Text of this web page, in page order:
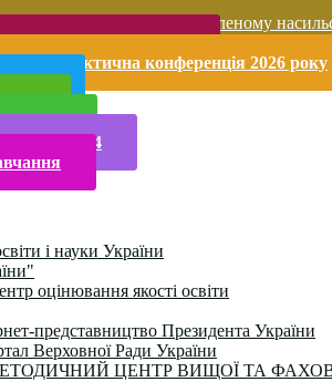
та гендерно-зумовленому
практична конференція 2026 року
2024
і науки України
оцінювання якості освіти
представництво Президента України
Верховної Ради України
ЦЕНТР ВИЩОЇ ТА